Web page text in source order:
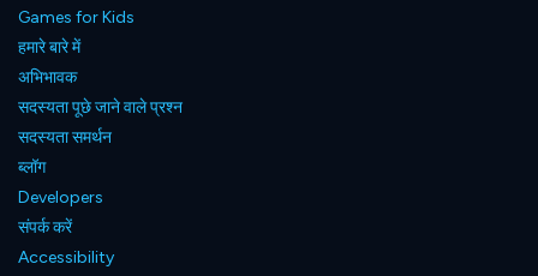
Games for Kids
हमारे बारे में
अभिभावक
सदस्यता पूछे जाने वाले प्रश्न
सदस्यता समर्थन
ब्लॉग
Developers
संपर्क करें
Accessibility